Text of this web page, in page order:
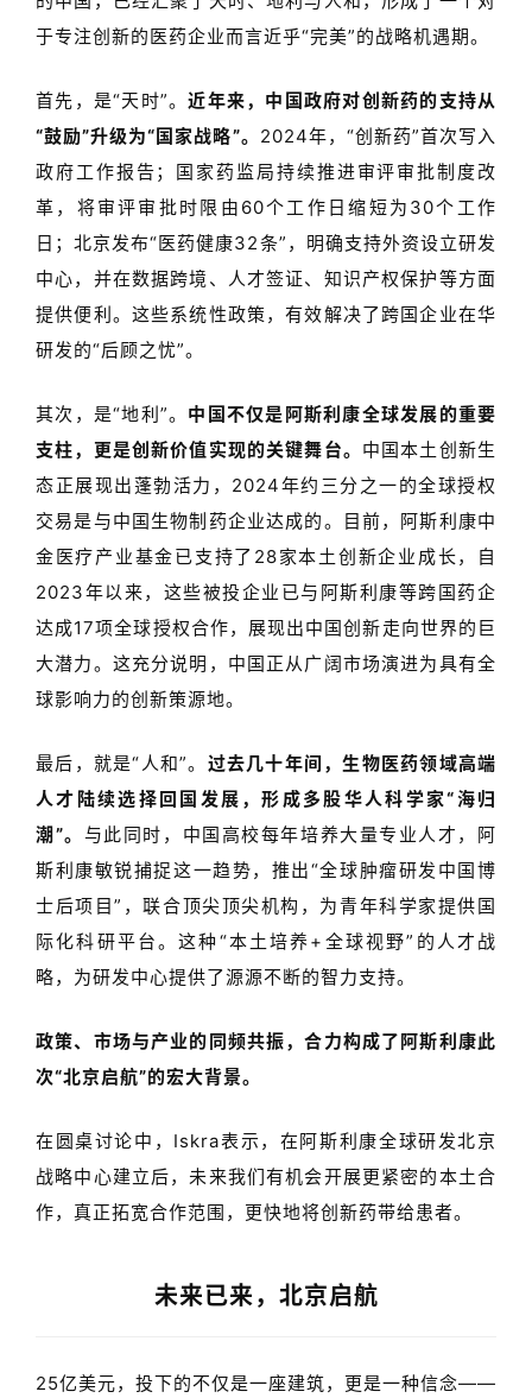
于专注创新的医药企业而言近乎“完美”的战略机遇期。
首先，是“天时”。近年来，中国政府对创新药的支持从
“鼓励”升级为“ 国家战略”。 2024年， “创新药”首次写入
政府工作报告；国家药监局持续推进审评审批制度改
革，将审评审批时限由 60个工作日缩短为 30个工作
日；北京发布“医药健康32条” ，明确支持外资设立研发
中心，并在数据跨境、人才签证、知识产权保护等方面
提供便利。这些系统性政策，有效解决了跨国企业在华
研发的“后顾之忧”。
其次，是“地利”。 中国不仅是阿斯利康全球发展的重要
支柱，更是创新价值实现的关键舞台。 中国本土创新生
态正展现出蓬勃活力， 2024年约三分之一的全球授权
交易是与中国生物制药企业达成的。目前，阿斯利康中
金医疗产业基金已支持了 28家本土创新企业成长，自
2023年以来，这些被投企业已与阿斯利康等跨国药企
达成17项全球授权合作，展现出中国创新走向世界的巨
大潜力。这充分说明，中国正从广阔市场演进为具有全
球影响力的创新策源地。
最后，就是“人和”。 过去几十年间，生物医药领域高端
人才陆续选择回国发展，形成多股华人科学家“海归
潮 ”。 与此同时，中国高校每年培养大量专业人才，阿
斯利康敏锐捕捉这一趋势，推出“全球肿瘤研发中国博
士后项目” ，联合顶尖顶尖机构，为青年科学家提供国
际化科研平台。这种 “本土培养 + 全球视野” 的人才战
略，为研发中心提供了源源不断的智力支持。
政策、市场与产业的同频共振，合力构成了阿斯利康此
次“北京启航”的宏大背景。
在圆桌讨论中， Iskra表示，在 阿斯利康全球研发北京
战略中心建立后，未来我们有机会开展更紧密的本土合
作，真正拓宽合作范围，更快地将创新药带给患者。
未来已来，北京启航
25亿美元，投下的不仅是一座建筑，更是一种信念——